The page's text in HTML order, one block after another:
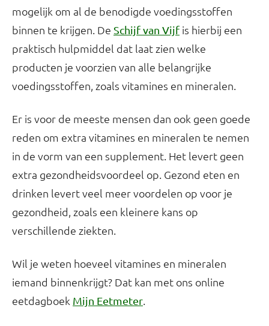
mogelijk om al de benodigde voedingsstoffen
binnen te krijgen. De Schijf van Vijf is hierbij een
praktisch hulpmiddel dat laat zien welke
producten je voorzien van alle belangrijke
voedingsstoffen, zoals vitamines en mineralen.
Er is voor de meeste mensen dan ook geen goede
reden om extra vitamines en mineralen te nemen
in de vorm van een supplement. Het levert geen
extra gezondheidsvoordeel op. Gezond eten en
drinken levert veel meer voordelen op voor je
gezondheid, zoals een kleinere kans op
verschillende ziekten.
Wil je weten hoeveel vitamines en mineralen
iemand binnenkrijgt? Dat kan met ons online
eetdagboek Mijn Eetmeter.